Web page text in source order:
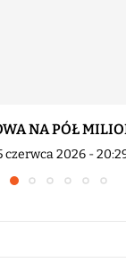
NA PÓŁ
czerwca 2026 -